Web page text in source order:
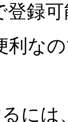
登録
利な
には